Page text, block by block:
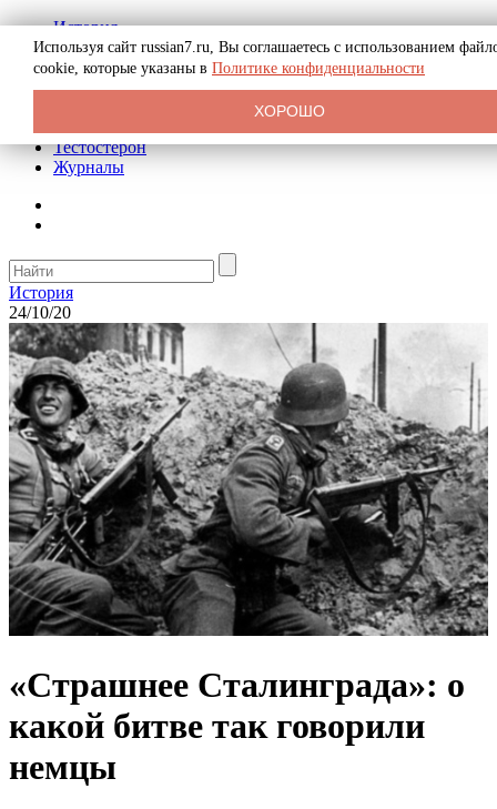
История
Биография
Криминал
Реклама на сайте
Тестостерон
Журналы
История
24/10/20
«Страшнее Сталинграда»: о
какой битве так говорили
немцы
Используя сайт russian7.ru, Вы соглашаетесь с использованием
cookie, которые указаны в Политике конфиденциальности
ХОРОШО